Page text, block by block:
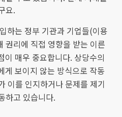
요.
하는 정부 기관과 기업들(이용
권리에 직접 영향을 받는 이른
이 매우 중요합니다. 상당수의
게 보이지 않는 방식으로 작동
이를 인지하거나 문제를 제기
하고 있습니다.